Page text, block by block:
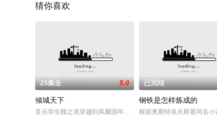
猜你喜欢
25集全 5.0
倾城天下
音乐学生顾之谣穿越到凤耀国年，组乐团开班赚钱，引四大美
已完结
钢铁是怎样炼成的
根据奥斯特洛夫斯基同名小